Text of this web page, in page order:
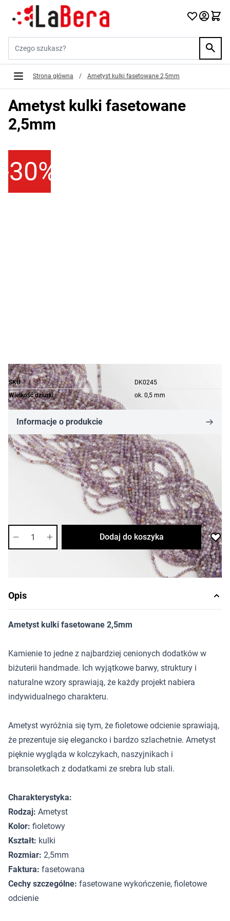
Przejdź do treści
Strona główna / Ametyst kulki fasetowane 2,5mm
Ametyst kulki fasetowane
2,5mm
-30%
SKU
DK0245
Wielkość dziurki
ok. 0,5 mm
Informacje o produkcie
17,22 zł 12,05 zł -30%
Cena za sznur
Długość sznura: ok. 38cm
Najniższa cena w przeciągu 30 dni przed promocją:17,22 zł
Dostępność:bardzo niska
Dodaj do koszyka
Opis
Ametyst kulki fasetowane 2,5mm
Kamienie to jedne z najbardziej cenionych dodatków w
biżuterii handmade. Ich wyjątkowe barwy, struktury i
naturalne wzory sprawiają, że każdy projekt nabiera
indywidualnego charakteru.
Ametyst wyróżnia się tym, że fioletowe odcienie sprawiają,
że prezentuje się elegancko i bardzo szlachetnie. Ametyst
pięknie wygląda w kolczykach, naszyjnikach i
bransoletkach z dodatkami ze srebra lub stali.
Charakterystyka:
Rodzaj: Ametyst
Kolor: fioletowy
Kształt: kulki
Rozmiar: 2,5mm
Faktura: fasetowana
Cechy szczególne: fasetowane wykończenie, fioletowe
odcienie